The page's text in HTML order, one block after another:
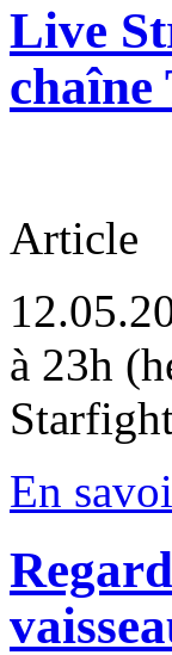
Live
chaîne
Article
à 23h
En